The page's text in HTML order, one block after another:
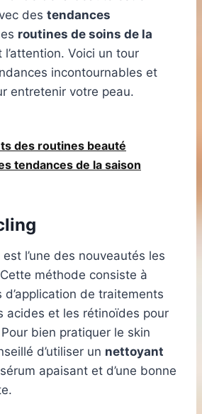
des tendances
routines de soins de la
Voici un tour
incontournables et
entretenir votre peau.
des routines beauté
tendances de la saison
est l’une des nouveautés les
méthode consiste à
d’application de traitements
acides et les rétinoïdes pour
bien pratiquer le skin
d’utiliser un nettoyant
apaisant et d’une bonne